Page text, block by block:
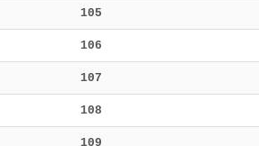
105
106
107
108
109